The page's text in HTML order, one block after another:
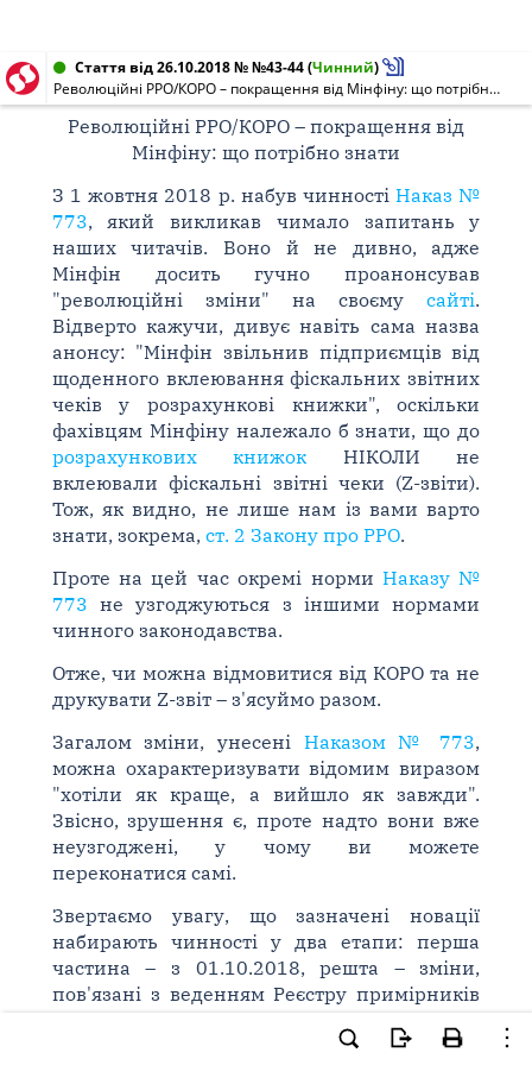
Стаття від 26.10.2018 № №43-44(Чинний)
Революційні РРО/КОРО – покращення від Мінфіну: що потрібно знати
Революційні РРО/КОРО – покращення від
Мінфіну: що потрібно знати
З 1 жовтня 2018 р. набув чинностіНаказ №
773, який викликав чимало запитань у
наших читачів. Воно й не дивно, адже
Мінфін досить гучно проанонсував
"революційні зміни" на своємусайті.
Відверто кажучи, дивує навіть сама назва
анонсу: "Мінфін звільнив підприємців від
щоденного вклеювання фіскальних звітних
чеків у розрахункові книжки", оскільки
фахівцям Мінфіну належало б знати, що до
розрахункових книжок НІКОЛИ не
вклеювали фіскальні звітні чеки (Z-звіти).
Тож, як видно, не лише нам із вами варто
знати, зокрема, ст. 2 Закону про РРО.
Проте на цей час окремі нормиНаказу №
773 не узгоджуються з іншими нормами
чинного законодавства.
Отже, чи можна відмовитися від КОРО та не
друкувати Z-звіт – з'ясуймо разом.
Загалом зміни, унесені Наказом № 773,
можна охарактеризувати відомим виразом
"хотіли як краще, а вийшло як завжди".
Звісно, зрушення є, проте надто вони вже
неузгоджені, у чому ви можете
переконатися самі.
Звертаємо увагу, що зазначені новації
набирають чинності у два етапи: перша
частина – з 01.10.2018, решта – зміни,
пов'язані з веденням Реєстру примірників
набрання чинності відповідними